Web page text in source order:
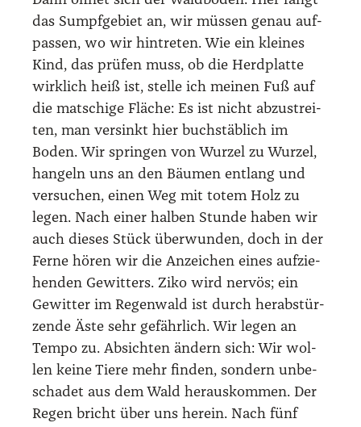
das Sumpf­ge­biet an, wir müs­sen genau auf­
pas­sen, wo wir hin­tre­ten. Wie ein klei­nes
Kind, das prü­fen muss, ob die Herd­plat­te
wirk­lich heiß ist, stel­le ich mei­nen Fuß auf
die mat­schi­ge Flä­che: Es ist nicht abzu­strei­
ten, man ver­sinkt hier buch­stäb­lich im
Boden. Wir sprin­gen von Wur­zel zu Wur­zel,
han­geln uns an den Bäu­men ent­lang und
ver­su­chen, einen Weg mit totem Holz zu
legen. Nach einer hal­ben Stun­de haben wir
auch die­ses Stück über­wun­den, doch in der
Fer­ne hören wir die Anzei­chen eines auf­zie­
hen­den Gewit­ters. Ziko wird ner­vös; ein
Gewit­ter im Regen­wald ist durch her­ab­stür­
zen­de Äste sehr gefähr­lich. Wir legen an
Tem­po zu. Absich­ten ändern sich: Wir wol­
len kei­ne Tie­re mehr fin­den, son­dern unbe­
scha­det aus dem Wald her­aus­kom­men. Der
Regen bricht über uns her­ein. Nach fünf